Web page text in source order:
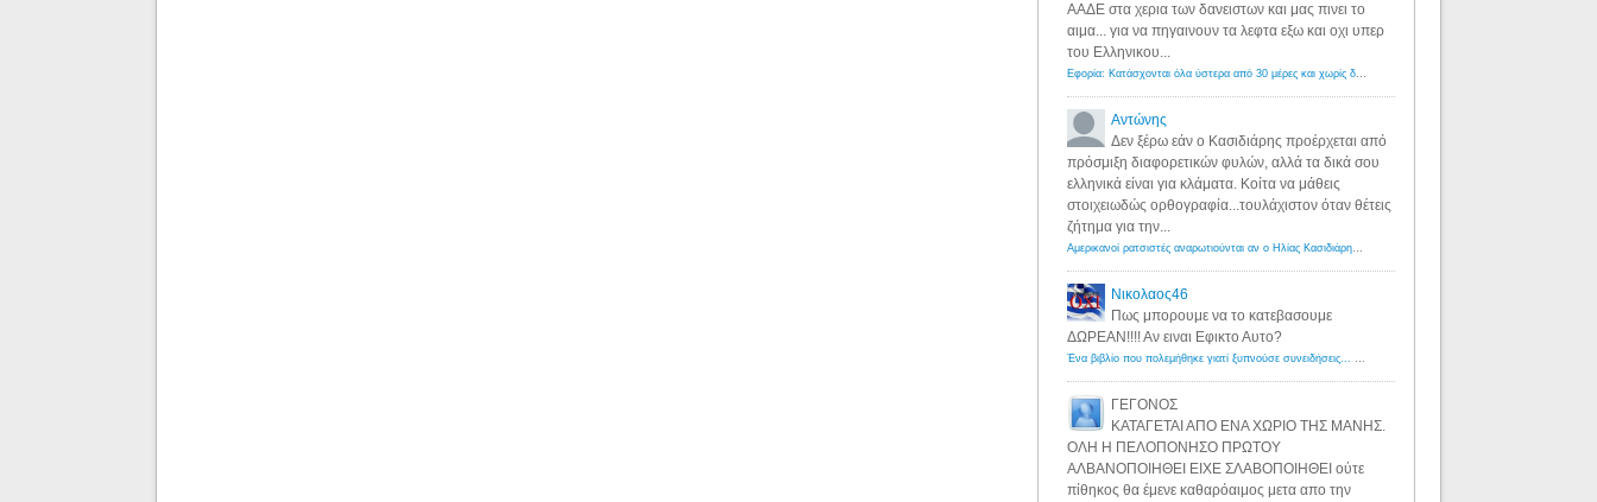
ΑΑΔΕ στα χερια των δανειστων και μας πινει το
αιμα... για να πηγαινουν τα λεφτα εξω και οχι υπερ
του Ελληνικου...
Εφορία: Κατάσχονται όλα ύστερα από 30 μέρες και χωρίς δικαστικές αποφάσεις - Λόγιος Ερμής
Αντώνης
Δεν ξέρω εάν ο Κασιδιάρης προέρχεται από
πρόσμιξη διαφορετικών φυλών, αλλά τα δικά σου
ελληνικά είναι για κλάματα. Κοίτα να μάθεις
στοιχειωδώς ορθογραφία...τουλάχιστον όταν θέτεις
ζήτημα για την...
Αμερικανοί ρατσιστές αναρωτιούνται αν ο Ηλίας Κασιδιάρης ανήκει στη λευκή φυλή... - Λόγιος Ερμής
Νικολαος46
Πως μπορουμε να το κατεβασουμε
ΔΩΡΕΑΝ!!!! Αν ειναι Εφικτο Αυτο?
Ένα βιβλίο που πολεμήθηκε γιατί ξυπνούσε συνειδήσεις... - Λόγιος Ερμής | Η γνώση ξεκινάει με την αναζήτηση...
ΓΕΓΟΝΟΣ
ΚΑΤΑΓΕΤΑΙ ΑΠΟ ΕΝΑ ΧΩΡΙΟ ΤΗΣ ΜΑΝΗΣ.
ΟΛΗ Η ΠΕΛΟΠΟΝΗΣΟ ΠΡΩΤΟΥ
ΑΛΒΑΝΟΠΟΙΗΘΕΙ ΕΙΧΕ ΣΛΑΒΟΠΟΙΗΘΕΙ ούτε
πίθηκος θα έμενε καθαρόαιμος μετα απο την